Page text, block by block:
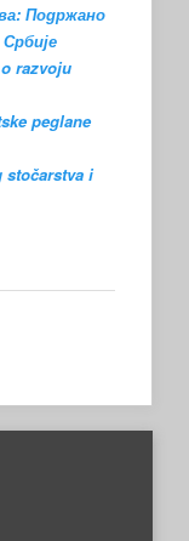
Подржано
razvoju
peglane
stočarstva i